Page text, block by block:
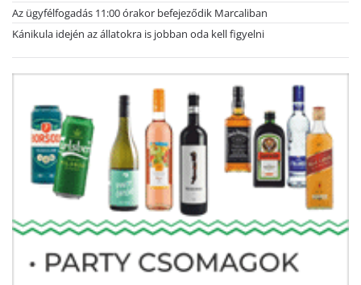
Az ügyfélfogadás 11:00 órakor befejeződik Marcaliban
Kánikula idején az állatokra is jobban oda kell figyelni